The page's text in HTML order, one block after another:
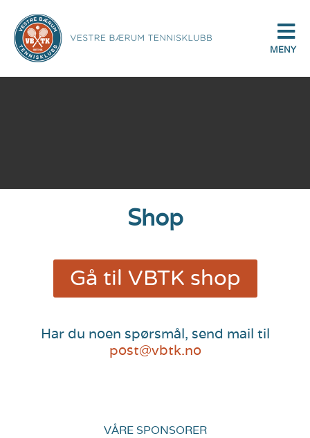
MENY
Shop
Gå til VBTK shop
Har du noen spørsmål, send mail til
post@vbtk.no
VÅRE SPONSORER